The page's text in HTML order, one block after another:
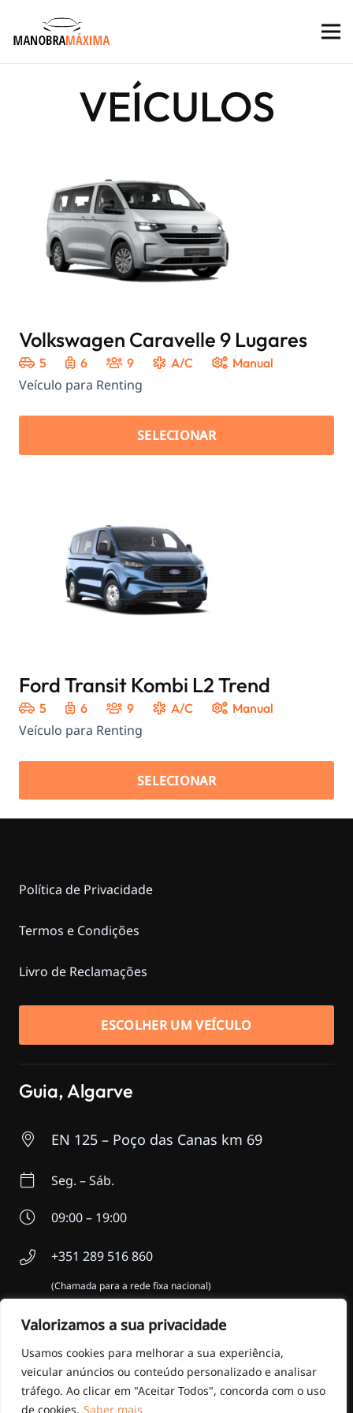
Valorizamos a sua privacidade
Usamos cookies para melhorar a sua experiência,
veicular anúncios ou conteúdo personalizado e analisar
tráfego. Ao clicar em "Aceitar Todos", concorda com o uso
de cookies. Saber mais
VEÍCULOS
Volkswagen Caravelle 9 Lugares
5 6 9 A/C Manual
Veículo para Renting
SELECIONAR
Ford Transit Kombi L2 Trend
5 6 9 A/C Manual
Veículo para Renting
SELECIONAR
Política de Privacidade
Termos e Condições
Livro de Reclamações
ESCOLHER UM VEÍCULO
Guia, Algarve
EN 125 – Poço das Canas km 69
Seg. – Sáb.
09:00 – 19:00
+351 289 516 860
(Chamada para a rede fixa nacional)
(Chamada para a rede móvel nacional)
© MANOBRA MÁXIMA –Desenvolvimento Webpor